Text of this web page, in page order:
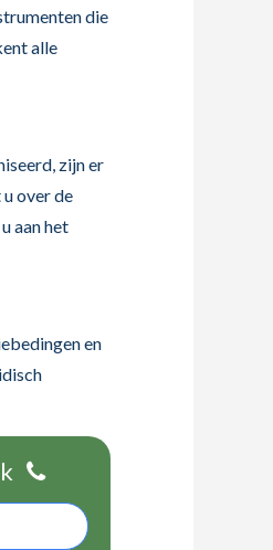
die
alle
zijn er
over de
aan het
en